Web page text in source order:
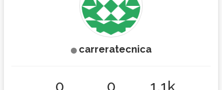
carreratecnica
0 0 1.1k